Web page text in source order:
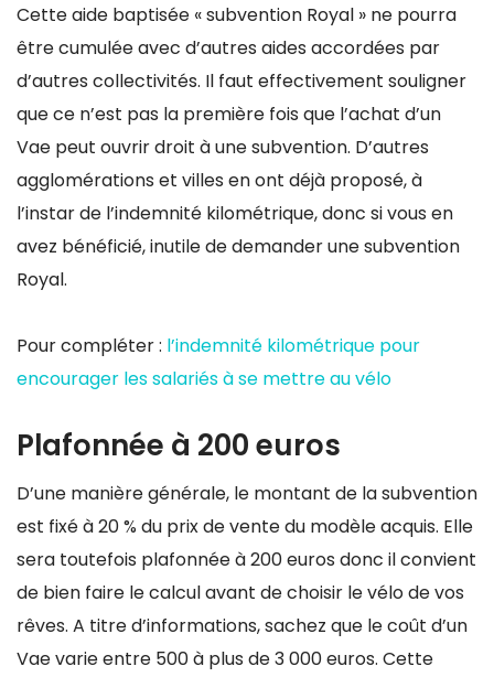
Cette aide baptisée « subvention Royal » ne pourra
être cumulée avec d’autres aides accordées par
d’autres collectivités. Il faut effectivement souligner
que ce n’est pas la première fois que l’achat d’un
Vae peut ouvrir droit à une subvention. D’autres
agglomérations et villes en ont déjà proposé, à
l’instar de l’indemnité kilométrique, donc si vous en
avez bénéficié, inutile de demander une subvention
Royal.
Pour compléter : l’indemnité kilométrique pour
encourager les salariés à se mettre au vélo
Plafonnée à 200 euros
D’une manière générale, le montant de la subvention
est fixé à 20 % du prix de vente du modèle acquis. Elle
sera toutefois plafonnée à 200 euros donc il convient
de bien faire le calcul avant de choisir le vélo de vos
rêves. A titre d’informations, sachez que le coût d’un
Vae varie entre 500 à plus de 3 000 euros. Cette